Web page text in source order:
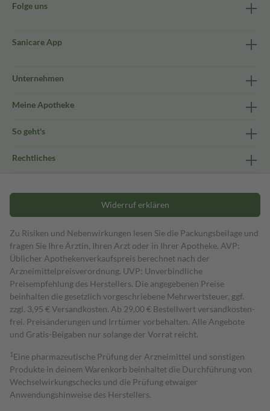
Folge uns
Sanicare App
Unternehmen
Meine Apotheke
So geht's
Rechtliches
Widerruf erklären
Zu Risiken und Nebenwirkungen lesen Sie die Packungsbeilage und
fragen Sie Ihre Ärztin, Ihren Arzt oder in Ihrer Apotheke. AVP:
Üblicher Apothekenverkaufspreis berechnet nach der
Arzneimittelpreisverordnung. UVP: Unverbindliche
Preisempfehlung des Herstellers. Die angegebenen Preise
beinhalten die gesetzlich vorgeschriebene Mehrwertsteuer, ggf.
zzgl. 3,95 € Versandkosten. Ab 29,00 € Bestell­wert versand­kosten­
frei. Preisänderungen und Irrtümer vorbehalten. Alle Angebote
und Gratis-Beigaben nur solange der Vorrat reicht.
1 Eine pharmazeutische Prüfung der Arzneimittel und sonstigen
Produkte in deinem Warenkorb beinhaltet die Durchführung von
Wechselwirkungschecks und die Prüfung etwaiger
Anwendungshinweise des Herstellers.